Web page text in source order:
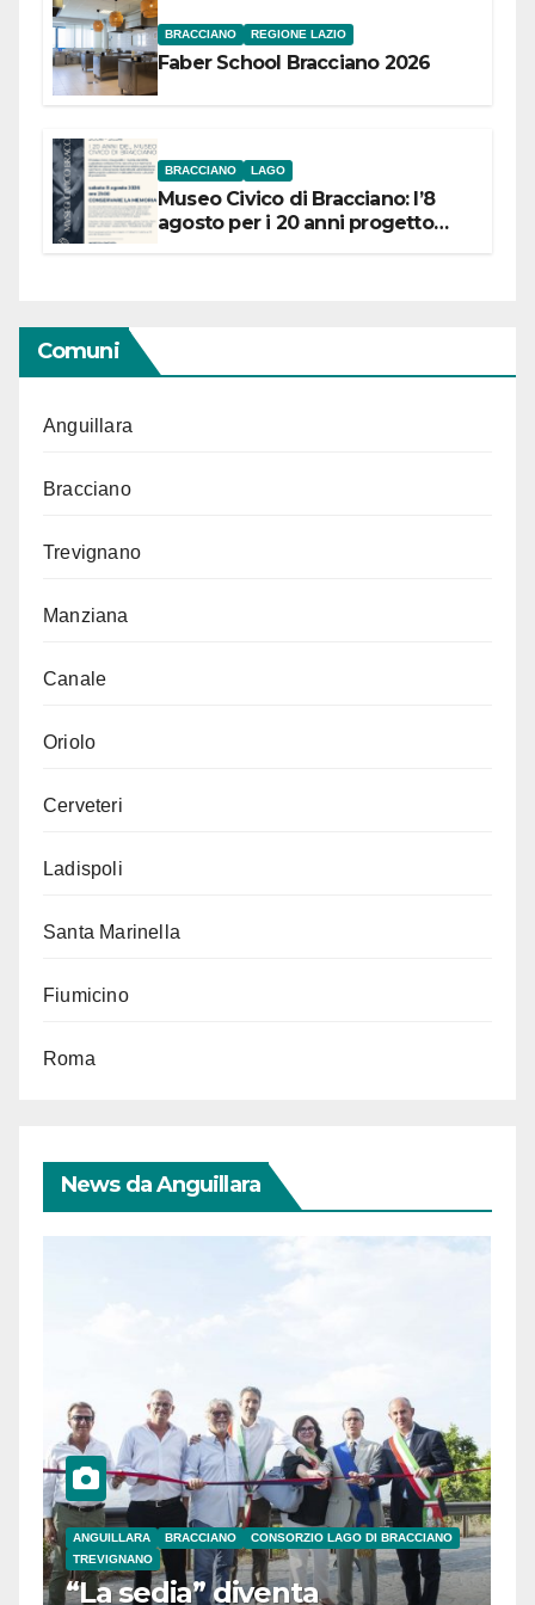
BRACCIANO REGIONE LAZIO
Faber School Bracciano 2026
BRACCIANO LAGO
Museo Civico di Bracciano: l’8
agosto per i 20 anni progetto
Comuni
Anguillara
Bracciano
Trevignano
Manziana
Canale
Oriolo
Cerveteri
Ladispoli
Santa Marinella
Fiumicino
Roma
News da Anguillara
ANGUILLARA BRACCIANO
CONSORZIO LAGO DI BRACCIANO
TREVIGNANO
“La sedia” diventa